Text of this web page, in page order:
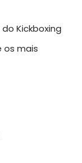
Kickboxing
os mais